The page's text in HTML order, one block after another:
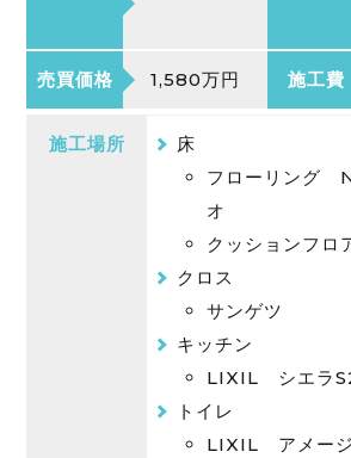
売買価格 1,580万円 施工費
施工場所
床
フローリング
オ
クッションフ
クロス
サンゲツ
キッチン
LIXIL シエラ
トイレ
LIXIL アメージ